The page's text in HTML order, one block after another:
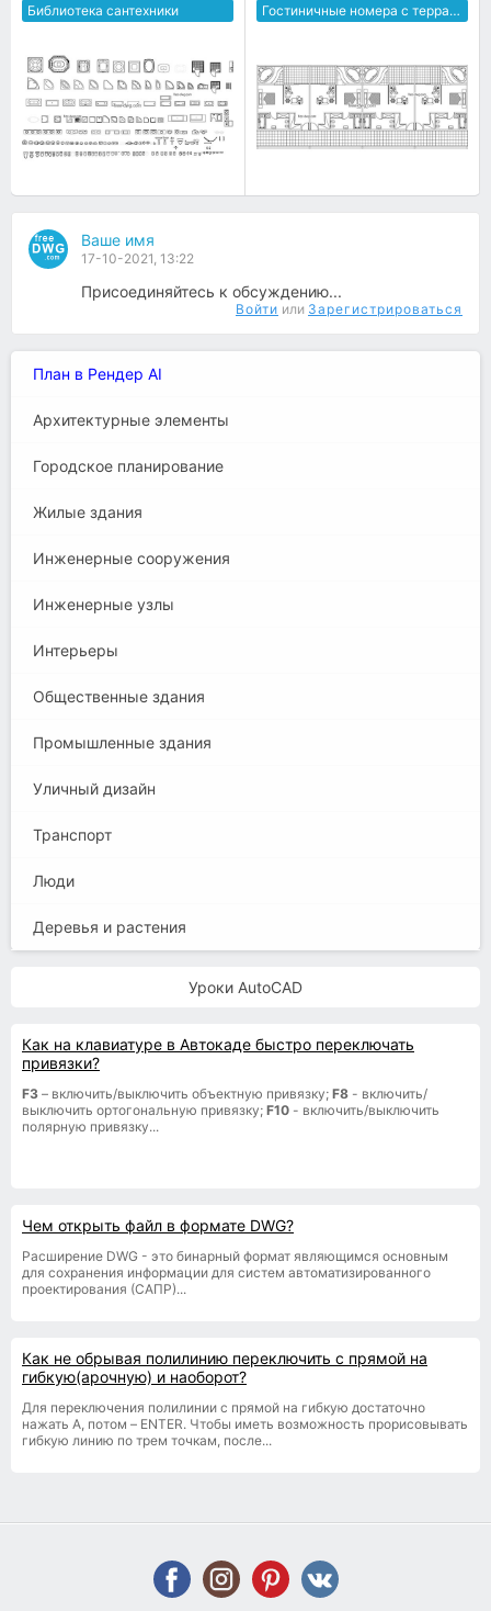
Библиотека сантехники Гостиничные номера с террасой
Ваше имя
17-10-2021, 13:22
Присоединяйтесь к обсуждению...
Войти или Зарегистрироваться
План в Рендер AI
Архитектурные элементы
Городское планирование
Жилые здания
Инженерные сооружения
Инженерные узлы
Интерьеры
Общественные здания
Промышленные здания
Уличный дизайн
Транспорт
Люди
Деревья и растения
Уроки AutoCAD
Как на клавиатуре в Автокаде быстро переключать
привязки?
F3 – включить/выключить объектную привязку; F8 - включить/
выключить ортогональную привязку; F10 - включить/выключить
полярную привязку...
Чем открыть файл в формате DWG?
Расширение DWG - это бинарный формат являющимся основным
для сохранения информации для систем автоматизированного
проектирования (САПР)...
Как не обрывая полилинию переключить с прямой на
гибкую(арочную) и наоборот?
Для переключения полилинии с прямой на гибкую достаточно
нажать A, потом – ENTER. Чтобы иметь возможность прорисовывать
гибкую линию по трем точкам, после...